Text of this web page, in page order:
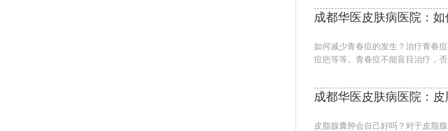
成都华医皮肤病医院：
如何减少青春痘的发生？治疗青春
痘疤等等。青春痘不能盲目治疗，
成都华医皮肤病医院：
皮脂腺囊肿会自己好吗？对于皮脂